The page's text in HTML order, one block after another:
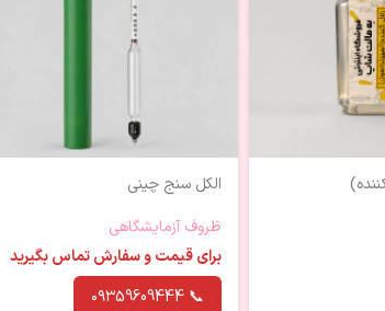
الکل سنج چینی
ظروف آزمایشگاهی
برای قیمت و سفارش تماس بگیرید
📞 ۰۹۳59609444